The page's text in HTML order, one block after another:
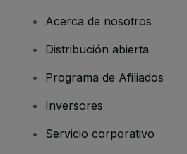
Acerca de nosotros
Distribución abierta
Programa de Afiliados
Inversores
Servicio corporativo